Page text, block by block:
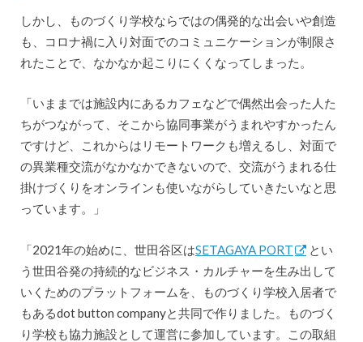
しかし、ものづくり学校ならではの偶発的な出会いや創造
も、コロナ禍に入り対面でのコミュニケーションが制限さ
れたことで、なかなか起こりにくくなってしまった。
「いままでは施設内にあるカフェなどで偶然出会った人た
ちがつながって、そこから協同事業がうまれやすかったん
ですけど、これからはリモートワークも増えるし、対面で
の異業種交流がなかなかできないので、交流がうまれる仕
掛けづくりをオンラインも使いながらしていきたいなと思
っています。」
「2021年の始めに、世田谷区はSETAGAYA PORT
とい
う世田谷発の持続的なビジネス・カルチャーを生み出して
いくためのプラットフォームを、ものづくり学校入居者で
もあるdot button companyと共同で作りました。ものづく
り学校も協力施設として運営に参加しています。この取組